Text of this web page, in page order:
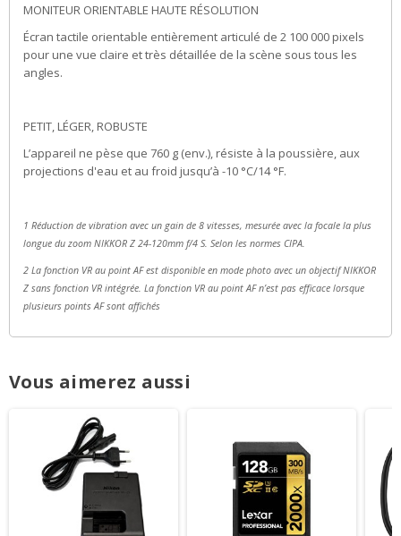
MONITEUR ORIENTABLE HAUTE RÉSOLUTION
Écran tactile orientable entièrement articulé de 2 100 000 pixels
pour une vue claire et très détaillée de la scène sous tous les
angles.
PETIT, LÉGER, ROBUSTE
L’appareil ne pèse que 760 g (env.), résiste à la poussière, aux
projections d'eau et au froid jusqu’à -10 °C/14 °F.
1 Réduction de vibration avec un gain de 8 vitesses, mesurée avec la focale la plus
longue du zoom NIKKOR Z 24-120mm f/4 S. Selon les normes CIPA.
2 La fonction VR au point AF est disponible en mode photo avec un objectif NIKKOR
Z sans fonction VR intégrée. La fonction VR au point AF n’est pas efficace lorsque
plusieurs points AF sont affichés
Vous aimerez aussi